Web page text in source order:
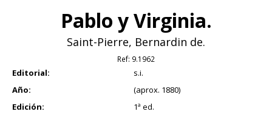
Pablo y Virginia.
Saint-Pierre, Bernardin de.
Ref: 9.1962
Editorial:
s.i.
Año:
(aprox. 1880)
Edición:
1ª ed.